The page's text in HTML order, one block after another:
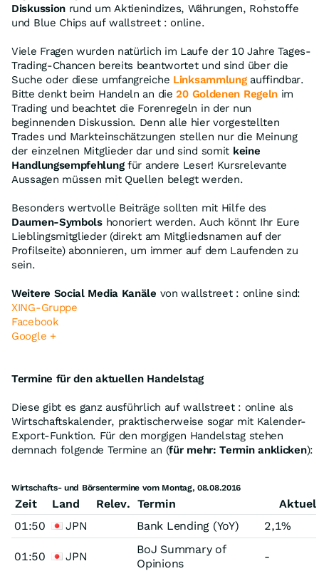
Diskussion rund um Aktienindizes, Währungen, Rohstoffe
und Blue Chips auf wallstreet : online.
Viele Fragen wurden natürlich im Laufe der 10 Jahre Tages-
Trading-Chancen bereits beantwortet und sind über die
Suche oder diese umfangreiche Linksammlungauffindbar.
Bitte denkt beim Handeln an die20 Goldenen Regeln im
Trading und beachtet die Forenregeln in der nun
beginnenden Diskussion. Denn alle hier vorgestellten
Trades und Markteinschätzungen stellen nur die Meinung
der einzelnen Mitglieder dar und sind somit keine
Handlungsempfehlungfür andere Leser! Kursrelevante
Aussagen müssen mit Quellen belegt werden.
Besonders wertvolle Beiträge sollten mit Hilfe des
Daumen-Symbolshonoriert werden. Auch könnt Ihr Eure
Lieblingsmitglieder (direkt am Mitgliedsnamen auf der
Profilseite) abonnieren, um immer auf dem Laufenden zu
sein.
Weitere Social Media Kanäle von wallstreet : online sind:
XING-Gruppe
Facebook
Google +
Termine für den aktuellen Handelstag
Diese gibt es ganz ausführlich auf wallstreet : online als
Wirtschaftskalender, praktischerweise sogar mit Kalender-
Export-Funktion. Für den morgigen Handelstag stehen
demnach folgende Termine an (für mehr: Termin anklicken):
Wirtschafts- und Börsentermine vom Montag, 08.08.2016
Zeit Land Relev. Termin
Aktuell
01:50
JPN Bank Lending (YoY) 2,1%
01:50 JPN
BoJ Summary of
Opinions
-